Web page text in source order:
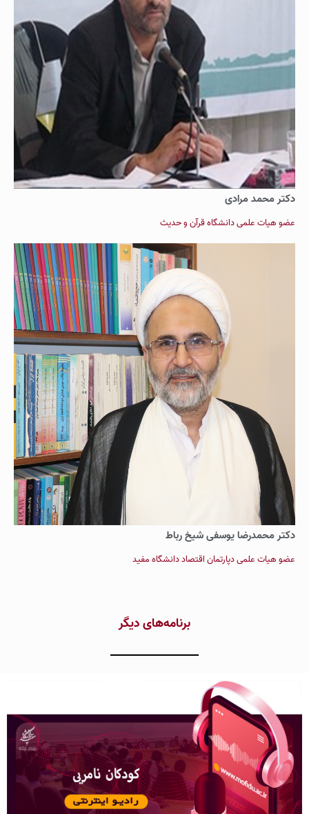
دکتر محمد مرادی
عضو هیات علمی دانشگاه قرآن و حدیث
دکتر محمدرضا یوسفی شیخ رباط
عضو هیات علمی دپارتمان اقتصاد دانشگاه مفید
برنامه‌های دیگر